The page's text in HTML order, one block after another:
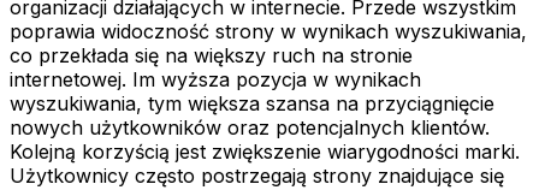
organizacji działających w internecie. Przede wszystkim
poprawia widoczność strony w wynikach wyszukiwania,
co przekłada się na większy ruch na stronie
internetowej. Im wyższa pozycja w wynikach
wyszukiwania, tym większa szansa na przyciągnięcie
nowych użytkowników oraz potencjalnych klientów.
Kolejną korzyścią jest zwiększenie wiarygodności marki.
Użytkownicy często postrzegają strony znajdujące się